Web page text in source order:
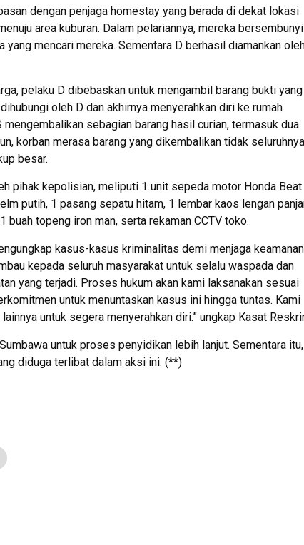
dengan penjaga homestay yang berada di dekat lokasi
area kuburan. Dalam pelariannya, mereka
mencari mereka. Sementara D berhasil diamankan
pelaku D dibebaskan untuk mengambil barang bukti yang
oleh D dan akhirnya menyerahkan diri ke rumah
sebagian barang hasil curian, termasuk dua
korban merasa barang yang dikembalikan tidak seluruhnya
besar.
pihak kepolisian, meliputi 1 unit sepeda motor Honda Beat
putih, 1 pasang sepatu hitam, 1 lembar kaos lengan
buah topeng iron man, serta rekaman CCTV toko.
kasus-kasus kriminalitas demi menjaga keamanan
kepada seluruh masyarakat untuk selalu waspada dan
yang terjadi. Proses hukum akan kami laksanakan sesuai
untuk menuntaskan kasus ini hingga tuntas. Kami
untuk segera menyerahkan diri.” ungkap Kasat
untuk proses penyidikan lebih lanjut. Sementara itu,
diduga terlibat dalam aksi ini. (**)